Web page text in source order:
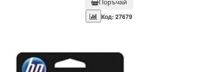
Код: 27679